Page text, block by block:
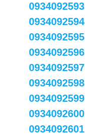
0934092593
0934092594
0934092595
0934092596
0934092597
0934092598
0934092599
0934092600
0934092601